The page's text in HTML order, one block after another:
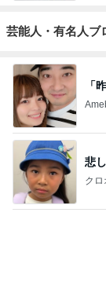
芸能人・有名人ブ
「
悲
ク